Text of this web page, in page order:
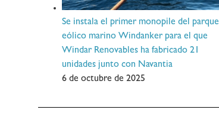
Se instala el primer monopile del parque
eólico marino Windanker para el que
Windar Renovables ha fabricado 21
unidades junto con Navantia
6 de octubre de 2025